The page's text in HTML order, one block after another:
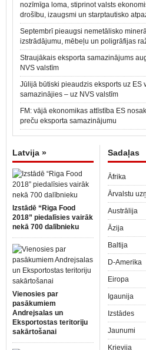
nozīmīga loma, stiprinot valsts
drošību, izaugsmi un starptautisko
Septembrī pieaugsi nemetālisko
izstrādājumu, mēbeļu un poligrāfijas
Straujākais eksporta samazinājums
NVS valstīm
Jūlijā būtiski pieaudzis eksports uz ES
samazinājies – uz NVS valstīm
FM: vājā ekonomikas attīstība ES
preču eksporta samazinājumu
Latvija »
Izstādē “Riga Food
2018” piedalīsies vairāk
nekā 700 dalībnieku
Vienosies par
pasākumiem
Andrejsalas un
Eksportostas teritoriju
sakārtošanai
Sadaļas
Āfrika
Ārvalstu
Austrālija
Āzija
Baltija
D-Amerika
Eiropa
Igaunija
Izstādes
Jaunumi
Krievija